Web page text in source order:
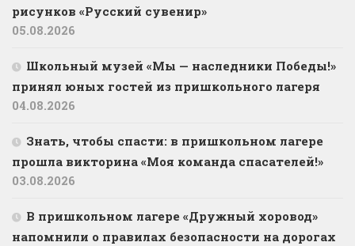
рисунков «Русский сувенир»
05.08.2026
Школьный музей «Мы — наследники Победы!»
принял юных гостей из пришкольного лагеря
04.08.2026
Знать, чтобы спасти: в пришкольном лагере
прошла викторина «Моя команда спасателей!»
03.08.2026
В пришкольном лагере «Дружный хоровод»
напомнили о правилах безопасности на дорогах